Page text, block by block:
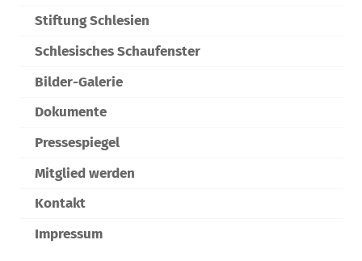
Stiftung Schlesien
Schlesisches Schaufenster
Bilder-Galerie
Dokumente
Pressespiegel
Mitglied werden
Kontakt
Impressum